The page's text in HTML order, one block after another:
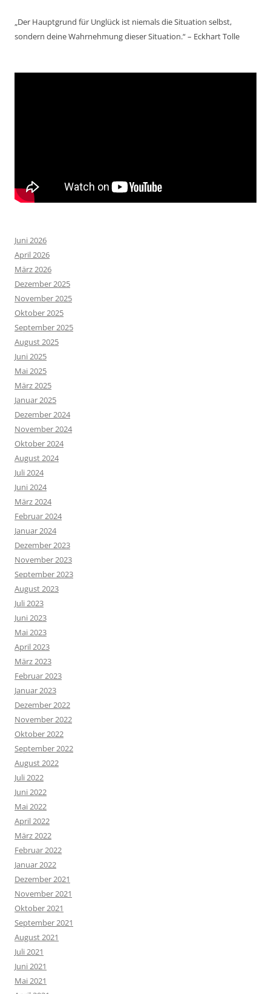
„Der Hauptgrund für Unglück ist niemals die Situation selbst,
sondern deine Wahrnehmung dieser Situation.“ – Eckhart Tolle
Juni 2026
April 2026
März 2026
Dezember 2025
November 2025
Oktober 2025
September 2025
August 2025
Juni 2025
Mai 2025
März 2025
Januar 2025
Dezember 2024
November 2024
Oktober 2024
August 2024
Juli 2024
Juni 2024
März 2024
Februar 2024
Januar 2024
Dezember 2023
November 2023
September 2023
August 2023
Juli 2023
Juni 2023
Mai 2023
April 2023
März 2023
Februar 2023
Januar 2023
Dezember 2022
November 2022
Oktober 2022
September 2022
August 2022
Juli 2022
Juni 2022
Mai 2022
April 2022
März 2022
Februar 2022
Januar 2022
Dezember 2021
November 2021
Oktober 2021
September 2021
August 2021
Juli 2021
Juni 2021
Mai 2021